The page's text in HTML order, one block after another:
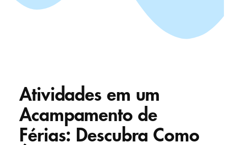
Atividades em um
Acampamento de
Férias: Descubra Como